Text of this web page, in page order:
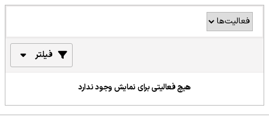
فیلتر
هیچ فعالیتی برای نمایش وجود ندارد